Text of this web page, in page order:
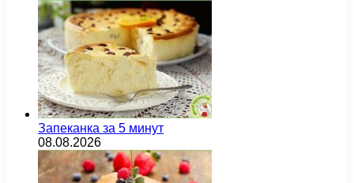
Запеканка за 5 минут
08.08.2026